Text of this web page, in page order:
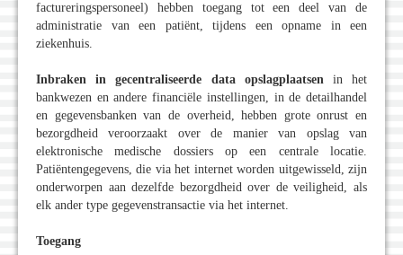
factureringspersoneel) hebben toegang tot een deel van de
administratie van een patiënt, tijdens een opname in een
ziekenhuis.
Inbraken in gecentraliseerde data opslagplaatsenin het
bankwezen en andere financiële instellingen, in de detailhandel
en gegevensbanken van de overheid, hebben grote onrust en
bezorgdheid veroorzaakt over de manier van opslag van
elektronische medische dossiers op een centrale locatie.
Patiëntengegevens, die via het internet worden uitgewisseld, zijn
onderworpen aan dezelfde bezorgdheid over de veiligheid, als
elk ander type gegevenstransactie via het internet.
Toegang